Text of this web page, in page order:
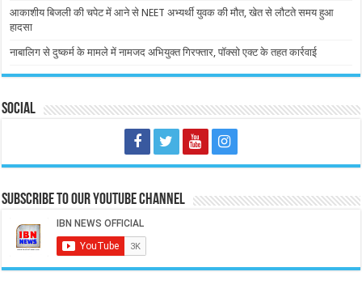
आकाशीय बिजली की चपेट में आने से NEET अभ्यर्थी युवक की मौत, खेत से लौटते समय हुआ
हादसा
नाबालिग से दुष्कर्म के मामले में नामजद अभियुक्त गिरफ्तार, पॉक्सो एक्ट के तहत कार्रवाई
Social
Subscribe to our Youtube Channel